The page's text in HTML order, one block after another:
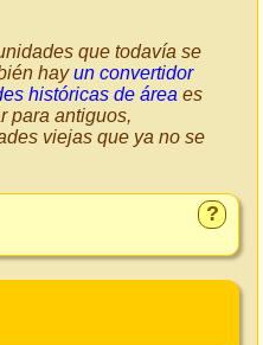
que todavía se
hayun convertidor
históricas de área es
para antiguos,
viejas que ya no se
?